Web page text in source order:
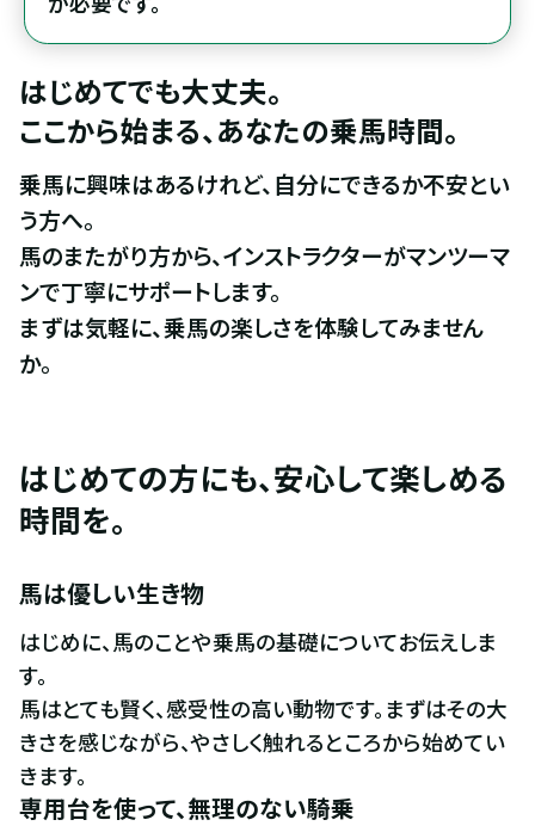
はじめてでも大丈夫。
ここから始まる、あなたの乗馬時間。
乗馬に興味はあるけれど、自分にできるか不安とい
う方へ。
馬のまたがり方から、インストラクターがマンツーマ
ンで丁寧にサポートします。
まずは気軽に、乗馬の楽しさを体験してみません
か。
はじめての方にも、安心して楽しめる
時間を。
馬は優しい生き物
はじめに、馬のことや乗馬の基礎についてお伝えしま
す。
馬はとても賢く、感受性の高い動物です。まずはその大
きさを感じながら、やさしく触れるところから始めてい
きます。
専用台を使って、無理のない騎乗